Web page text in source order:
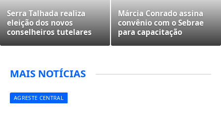
Serra Talhada realiza
eleição dos novos
conselheiros tutelares
Márcia Conrado assina
convênio com o Sebrae
para capacitação
MAIS NOTÍCIAS
AGRESTE CENTRAL